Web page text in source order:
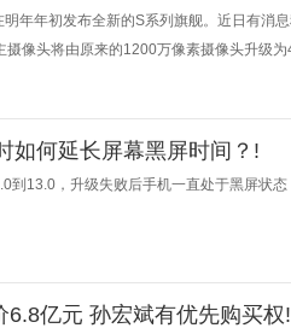
明年年初发布全新的S系列旗舰。近日有消
像头将由原来的1200万像素摄像头升级
如何延长屏幕黑屏时间？!
到13.0，升级失败后手机一直处于黑屏状
亿元 孙宏斌有优先购买权!